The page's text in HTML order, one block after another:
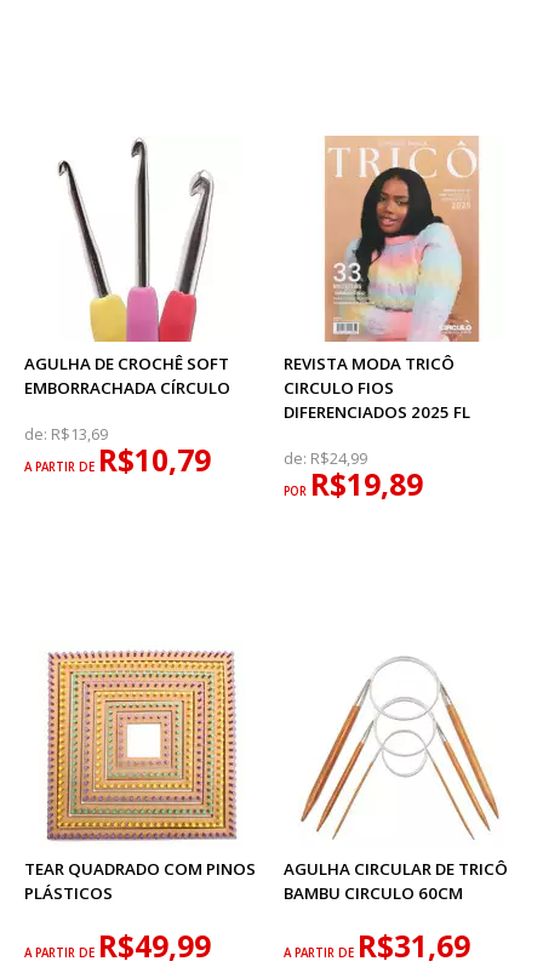
AGULHA DE CROCHÊ SOFT
EMBORRACHADA CÍRCULO
de: R$13,69
A PARTIR DE R$10,79
REVISTA MODA TRICÔ
CIRCULO FIOS
DIFERENCIADOS 2025 FL
de: R$24,99
POR R$19,89
TEAR QUADRADO COM PINOS
PLÁSTICOS
A PARTIR DE R$49,99
AGULHA CIRCULAR DE TRICÔ
BAMBU CIRCULO 60CM
A PARTIR DE R$31,69